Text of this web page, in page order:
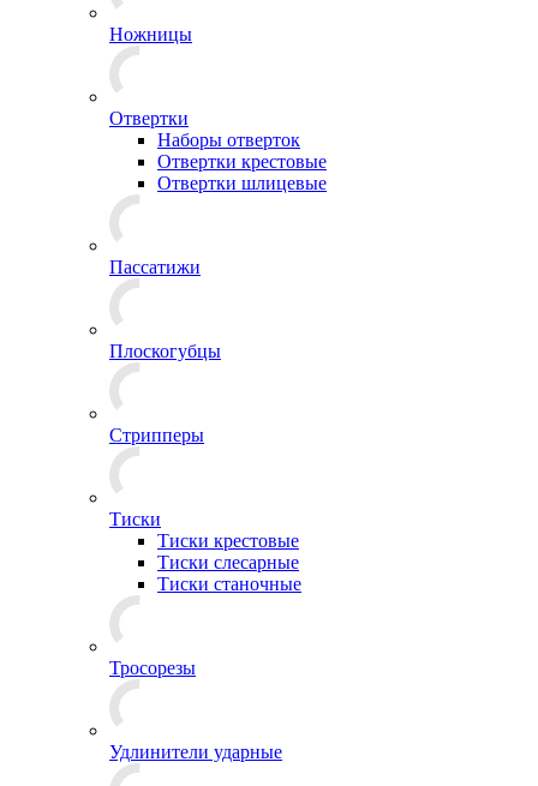
Ножницы
Отвертки
Наборы отверток
Отвертки крестовые
Отвертки шлицевые
Пассатижи
Плоскогубцы
Стрипперы
Тиски
Тиски крестовые
Тиски слесарные
Тиски станочные
Тросорезы
Удлинители ударные